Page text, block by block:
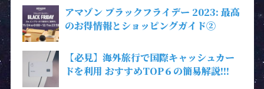
アマゾン ブラックフライデー 2023: 最高
のお得情報とショッピングガイド②
【必見】海外旅行で国際キャッシュカー
ドを利用 おすすめTOP６の簡易解説!!!